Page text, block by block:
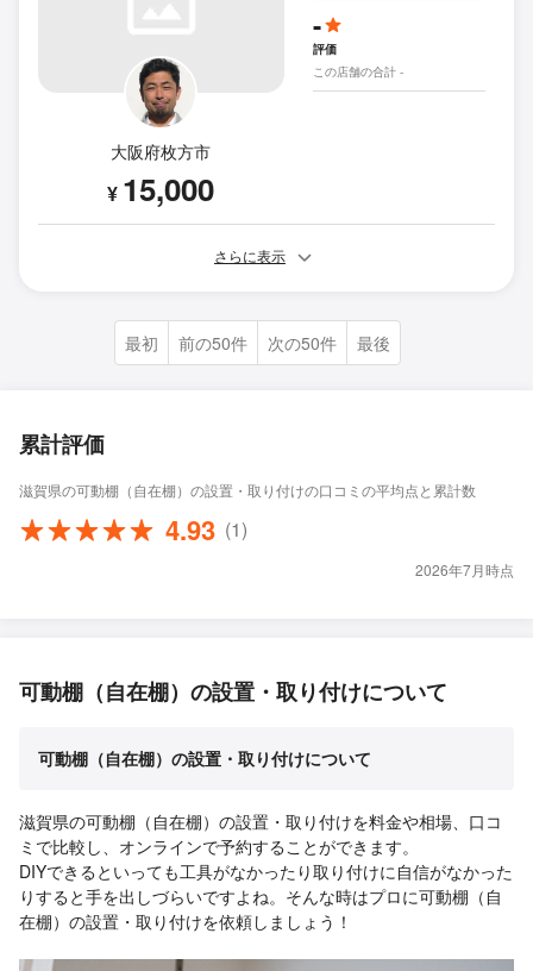
大阪府枚方市
¥ 15,000
-
評価
この店舗の合計 -
さらに表示
最初 前の50件 次の50件 最後
累計評価
滋賀県の可動棚（自在棚）の設置・取り付けの口コミの平均点と累計数
4.93 (1)
2026年7月時点
可動棚（自在棚）の設置・取り付けについて
可動棚（自在棚）の設置・取り付けについて
滋賀県の可動棚（自在棚）の設置・取り付けを料金や相場、口コ
ミで比較し、オンラインで予約することができます。
DIYできるといっても工具がなかったり取り付けに自信がなかった
りすると手を出しづらいですよね。そんな時はプロに可動棚（自
在棚）の設置・取り付けを依頼しましょう！